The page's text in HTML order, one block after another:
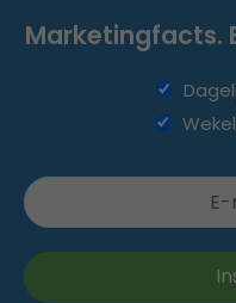
Marketingfacts.